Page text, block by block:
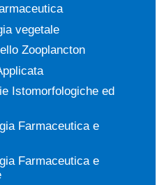
vegetale
Zooplancton
Istomorfologiche ed
Farmaceutica e
Farmaceutica e